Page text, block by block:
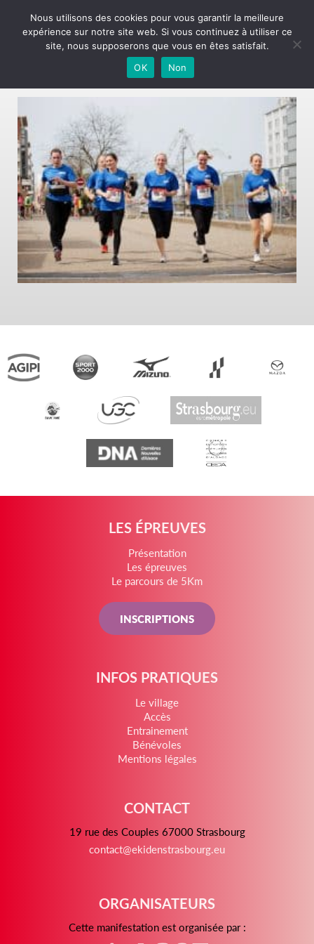
GBraye-Ekiden24-154
LES ÉPREUVES
Présentation
Les épreuves
Le parcours de 5Km
INSCRIPTIONS
INFOS PRATIQUES
Le village
Accès
Entrainement
Bénévoles
Mentions légales
CONTACT
19 rue des Couples 67000 Strasbourg
contact@ekidenstrasbourg.eu
ORGANISATEURS
Cette manifestation est organisée par :
Nous utilisons des cookies pour vous garantir la meilleure
expérience sur notre site web. Si vous continuez à utiliser ce
site, nous supposerons que vous en êtes satisfait.
OK
Non